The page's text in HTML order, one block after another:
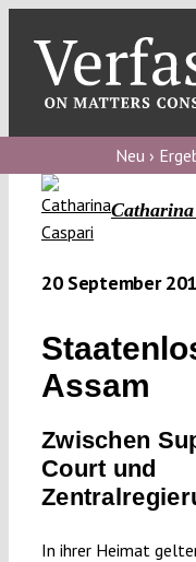
content
blog
Verfassungs
Verfassungs
Verfassungs
editorial
Neu ›
20 September
Assam
Zwischen
Court und
In ihrer Heimat